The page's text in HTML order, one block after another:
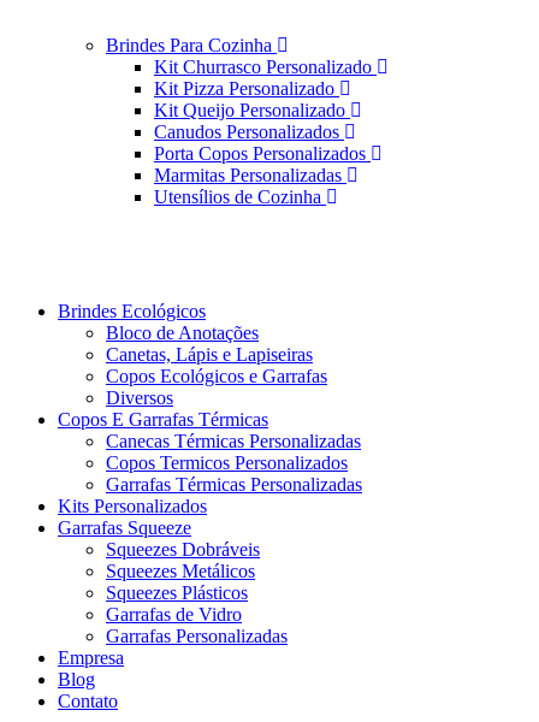
Brindes Para Cozinha
Kit Churrasco Personalizado
Kit Pizza Personalizado
Kit Queijo Personalizado
Canudos Personalizados
Porta Copos Personalizados
Marmitas Personalizadas
Utensílios de Cozinha
Brindes Ecológicos
Bloco de Anotações
Canetas, Lápis e Lapiseiras
Copos Ecológicos e Garrafas
Diversos
Copos E Garrafas Térmicas
Canecas Térmicas Personalizadas
Copos Termicos Personalizados
Garrafas Térmicas Personalizadas
Kits Personalizados
Garrafas Squeeze
Squeezes Dobráveis
Squeezes Metálicos
Squeezes Plásticos
Garrafas de Vidro
Garrafas Personalizadas
Empresa
Blog
Contato